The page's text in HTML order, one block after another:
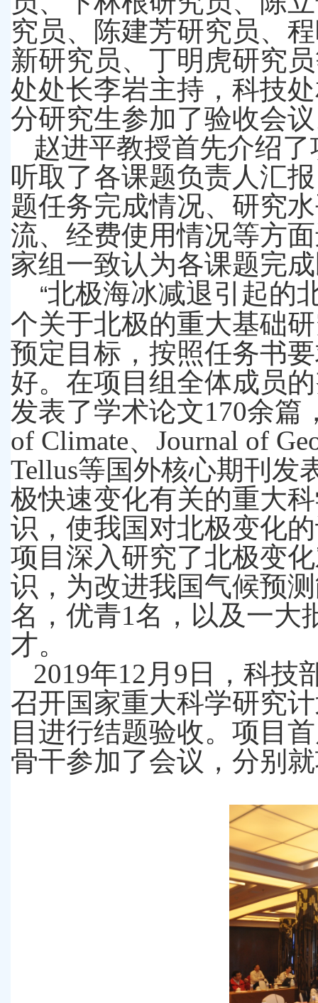
究员、陈建芳研究员、
新研究员、丁明虎研究
处处长李岩主持，科技
分研究生参加了验收会
赵进平教授首先介绍
听取了各课题负责人汇
题任务完成情况、研究
流、经费使用情况等方
家组一致认为各课题完
“北极海冰减退引起的
个关于北极的重大基础
预定目标，按照任务书
好。在项目组全体成员
发表了学术论文170余篇
of Climate、 Journal of
Tellus等国外核心期刊发
极快速变化有关的重大
识，使我国对北极变化
项目深入研究了北极变
识，为改进我国气候预
名，优青1名，以及一大
才。
2019年12 月 9 日，科技
召开国家重大科学研究
目进行结题验收。项目
骨干参加了会议，分别